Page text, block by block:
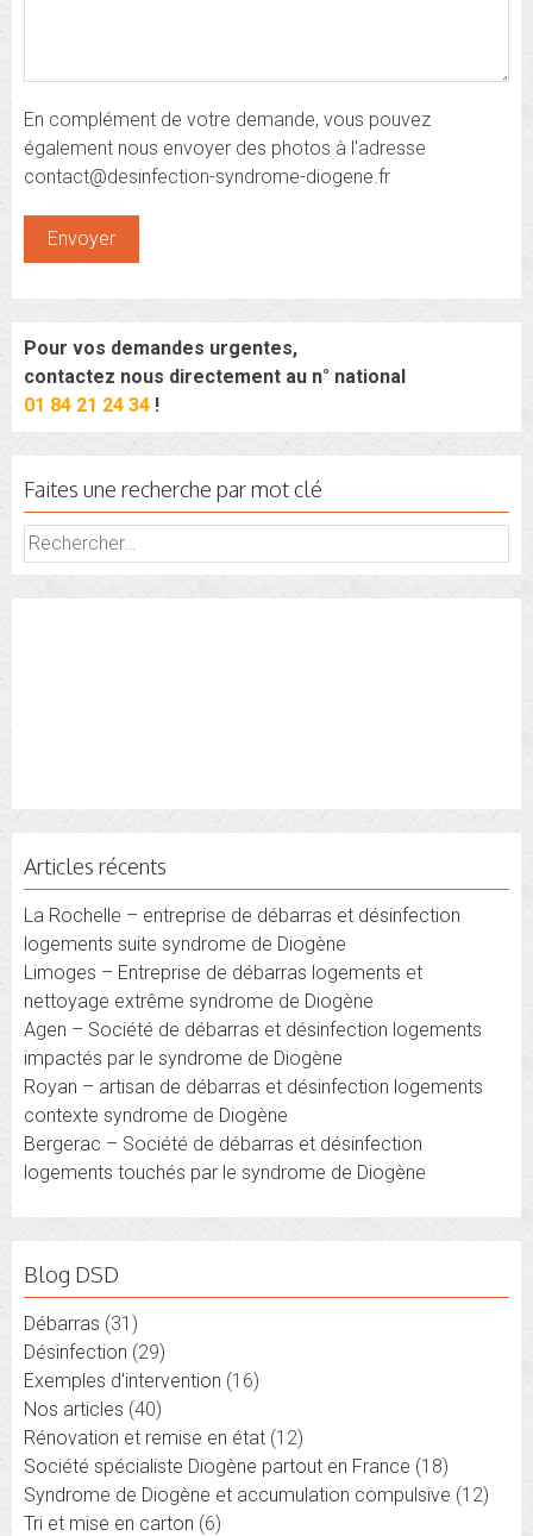
En complément de votre demande, vous pouvez
également nous envoyer des photos à l'adresse
contact@desinfection-syndrome-diogene.fr
Pour vos demandes urgentes,
contactez nous directement au n° national
01 84 21 24 34 !
Faites une recherche par mot clé
Rechercher :
Articles récents
La Rochelle – entreprise de débarras et désinfection
logements suite syndrome de Diogène
Limoges – Entreprise de débarras logements et
nettoyage extrême syndrome de Diogène
Agen – Société de débarras et désinfection logements
impactés par le syndrome de Diogène
Royan – artisan de débarras et désinfection logements
contexte syndrome de Diogène
Bergerac – Société de débarras et désinfection
logements touchés par le syndrome de Diogène
Blog DSD
Débarras (31)
Désinfection (29)
Exemples d'intervention (16)
Nos articles (40)
Rénovation et remise en état (12)
Société spécialiste Diogène partout en France (18)
Syndrome de Diogène et accumulation compulsive (12)
Tri et mise en carton (6)